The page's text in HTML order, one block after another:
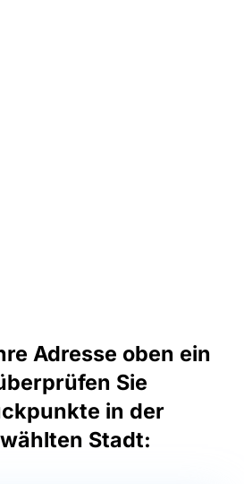
Adresse oben ein
Sie
in der
Stadt: